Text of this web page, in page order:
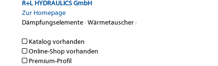
R+L HYDRAULICS GmbH
Zur Homepage
Dämpfungselemente·Wärmetauscher·
Katalog vorhanden
Online-Shop vorhanden
Premium-Profil